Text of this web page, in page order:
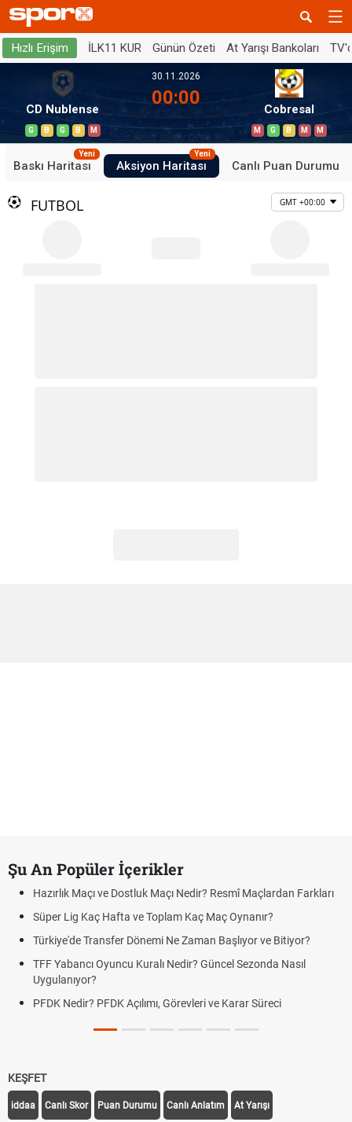
Hızlı Erişim İLK11 KUR Günün Özeti At Yarışı Bankoları
CD Nublense
G B G B M
30.11.2026
00:00
Cobresal
M G B M M
Baskı Haritası
Yeni
Aksiyon Haritası
Yeni
Canlı Puan Durumu
FUTBOL GMT +00:00
Şu An Popüler İçerikler
Hazırlık Maçı ve Dostluk Maçı Nedir? Resmî Maçlardan Farkları
Süper Lig Kaç Hafta ve Toplam Kaç Maç Oynanır?
Türkiye'de Transfer Dönemi Ne Zaman Başlıyor ve Bitiyor?
TFF Yabancı Oyuncu Kuralı Nedir? Güncel Sezonda Nasıl
Uygulanıyor?
PFDK Nedir? PFDK Açılımı, Görevleri ve Karar Süreci
KEŞFET
iddaa Canlı Skor Puan Durumu Canlı Anlatım At Yarışı